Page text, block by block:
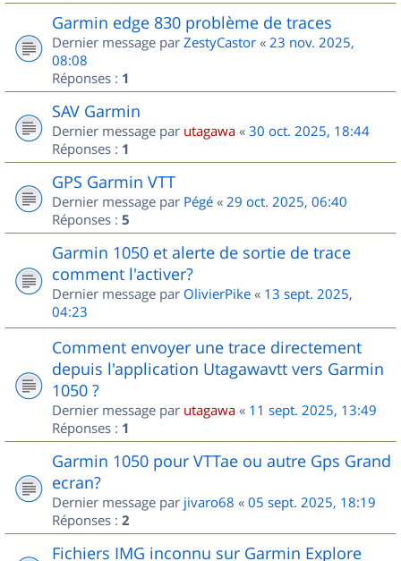
Garmin edge 830 problème de traces
Dernier message par ZestyCastor « 23 nov. 2025,
08:08
Réponses : 1
SAV Garmin
Dernier message par utagawa « 30 oct. 2025, 18:44
Réponses : 1
GPS Garmin VTT
Dernier message par Pégé « 29 oct. 2025, 06:40
Réponses : 5
Garmin 1050 et alerte de sortie de trace
comment l'activer?
Dernier message par OlivierPike « 13 sept. 2025,
04:23
Comment envoyer une trace directement
depuis l'application Utagawavtt vers Garmin
1050 ?
Dernier message par utagawa « 11 sept. 2025, 13:49
Réponses : 1
Garmin 1050 pour VTTae ou autre Gps Grand
ecran?
Dernier message par jivaro68 « 05 sept. 2025, 18:19
Réponses : 2
Fichiers IMG inconnu sur Garmin Explore